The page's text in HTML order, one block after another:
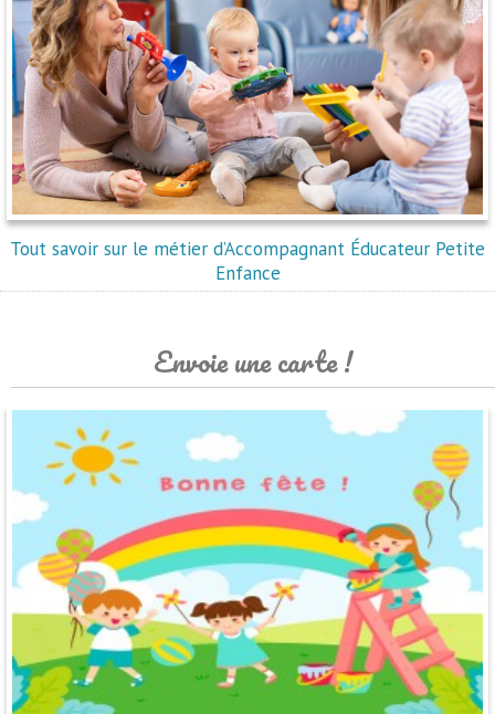
Tout savoir sur le métier d’Accompagnant Éducateur Petite
Enfance
Envoie une carte !